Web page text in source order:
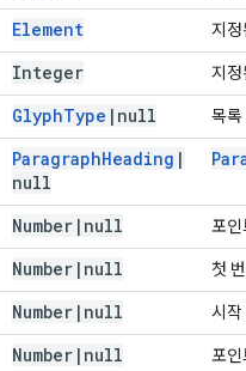
Element 지정
Integer 지정
GlyphType | null 목록
ParagraphHeading |
null
Number | null 포인
Number | null 첫
Number | null 시작
Number | null 포인